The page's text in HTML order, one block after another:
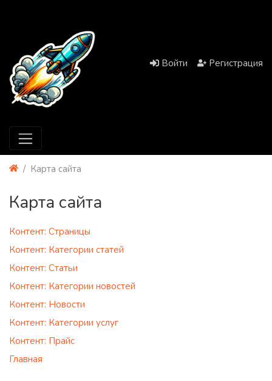
Войти Регистрация
Карта сайта
Карта сайта
Контент: Страницы
Контент: Категории статей
Контент: Статьи
Контент: Категории новостей
Контент: Новости
Контент: Категории услуг
Контент: Прайс
Главная